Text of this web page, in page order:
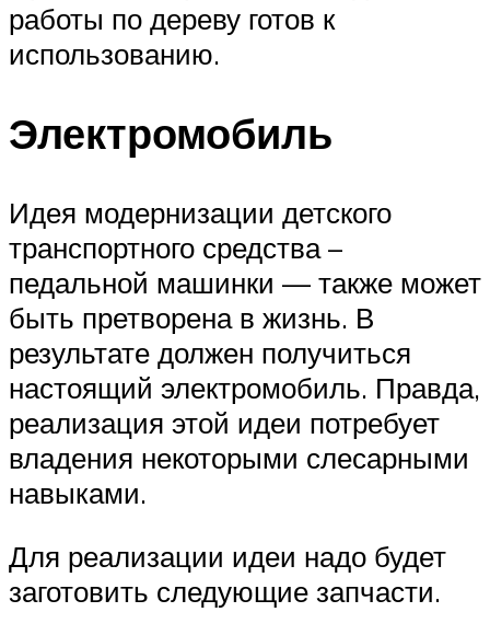
работы по дереву готов к
использованию.
Электромобиль
Идея модернизации детского
транспортного средства –
педальной машинки — также может
быть претворена в жизнь. В
результате должен получиться
настоящий электромобиль. Правда,
реализация этой идеи потребует
владения некоторыми слесарными
навыками.
Для реализации идеи надо будет
заготовить следующие запчасти.